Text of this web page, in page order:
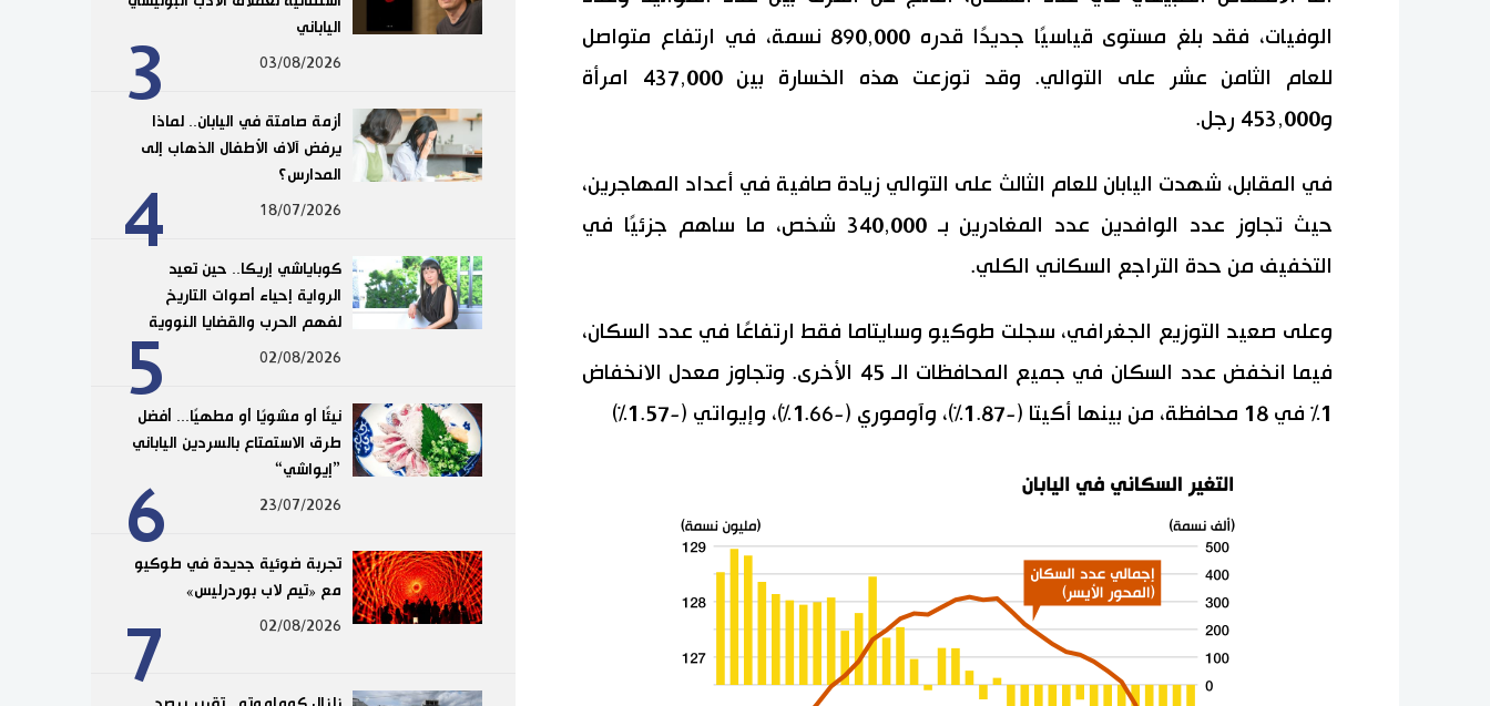
الوفيات، فقد بلغ مستوى قياسيًا جديدًا قدره 890,000 نسمة، في ارتفاع متواصل
للعام الثامن عشر على التوالي. وقد توزعت هذه الخسارة بين 437,000 امرأة
و453,000 رجل.
في المقابل، شهدت اليابان للعام الثالث على التوالي زيادة صافية في أعداد المهاجرين،
حيث تجاوز عدد الوافدين عدد المغادرين بـ 340,000 شخص، ما ساهم جزئيًا في
التخفيف من حدة التراجع السكاني الكلي.
وعلى صعيد التوزيع الجغرافي، سجلت طوكيو وسايتاما فقط ارتفاعًا في عدد السكان،
فيما انخفض عدد السكان في جميع المحافظات الـ 45 الأخرى. وتجاوز معدل الانخفاض
1% في 18 محافظة، من بينها أكيتا (-1.87%)، وآوموري (-1.66%)، وإيواتي (-1.57%)
3
الياباني
03/08/2026
4
أزمة صامتة في اليابان.. لماذا
يرفض آلاف الأطفال الذهاب إلى
المدارس؟
18/07/2026
5
كوباياشي إريكا.. حين تعيد
الرواية إحياء أصوات التاريخ
لفهم الحرب والقضايا النووية
02/08/2026
6
نيئًا أو مشويًا أو مطهيًا... أفضل
طرق الاستمتاع بالسردين الياباني
”إيواشي“
23/07/2026
7
تجربة ضوئية جديدة في طوكيو
مع «تيم لاب بوردرليس»
02/08/2026